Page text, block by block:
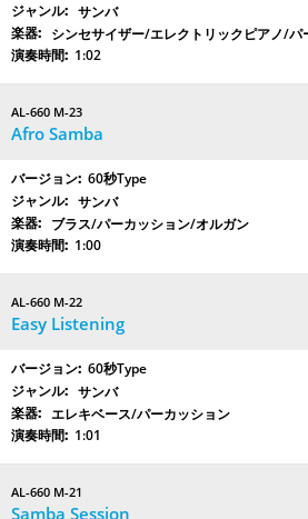
サンバ
シンセサイザー/エレクトリックピアノ/パ
1:02
AL-660 M-23
Afro Samba
60秒Type
サンバ
ブラス/パーカッション/オルガン
1:00
AL-660 M-22
Easy Listening
60秒Type
サンバ
エレキベース/パーカッション
1:01
AL-660 M-21
Samba Session